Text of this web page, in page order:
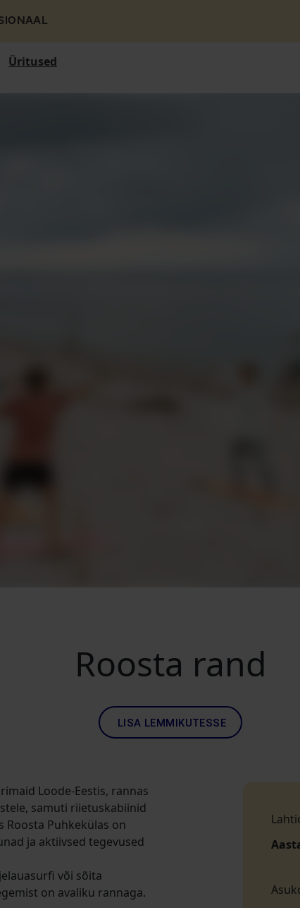
Üritused
Roosta rand
LISA LEMMIKUTESSE
Loode-Eestis, rannas
samuti riietuskabiinid
Roosta Puhkekülas on
ja aktiivsed tegevused
või sõita
on avaliku rannaga.